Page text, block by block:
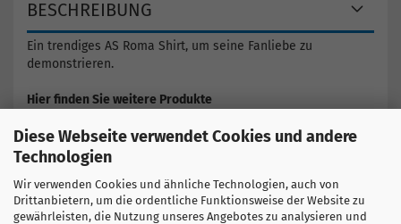
Diese Webseite verwendet Cookies und andere
Technologien
Wir verwenden Cookies und ähnliche Technologien, auch von
Drittanbietern, um die ordentliche Funktionsweise der Website zu
gewährleisten, die Nutzung unseres Angebotes zu analysieren und
BESCHREIBUNG
Ein trendiges AS Roma Shirt, um seine Fanliebe zu
demonstrieren.
Hier finden Sie weitere Produkte
AS Roma
GRÖSSENTABELLE